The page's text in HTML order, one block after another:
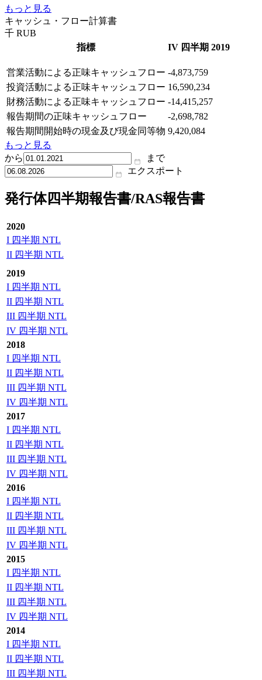
もっと見る
キャッシュ・フロー計算書
千 RUB
指標
IV 四半期 2019
営業活動による正味キャッシュフロー -4,873,759
投資活動による正味キャッシュフロー 16,590,234
財務活動による正味キャッシュフロー -14,415,257
報告期間の正味キャッシュフロー
-2,698,782
報告期間開始時の現金及び現金同等物 9,420,084
もっと見る
から
まで
エクスポート
発行体四半期報告書/RAS報告書
2020
I 四半期 NTL
II 四半期 NTL
2019
I 四半期 NTL
II 四半期 NTL
III 四半期 NTL
IV 四半期 NTL
2018
I 四半期 NTL
II 四半期 NTL
III 四半期 NTL
IV 四半期 NTL
2017
I 四半期 NTL
II 四半期 NTL
III 四半期 NTL
IV 四半期 NTL
2016
I 四半期 NTL
II 四半期 NTL
III 四半期 NTL
IV 四半期 NTL
2015
I 四半期 NTL
II 四半期 NTL
III 四半期 NTL
IV 四半期 NTL
2014
I 四半期 NTL
II 四半期 NTL
III 四半期 NTL